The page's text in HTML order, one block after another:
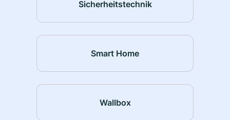
Sicherheitstechnik
Smart Home
Wallbox